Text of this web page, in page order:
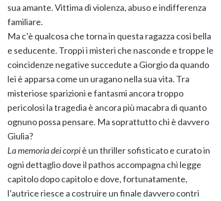
sua amante. Vittima di violenza, abuso e indifferenza
familiare.
Ma c’è qualcosa che torna in questa ragazza così bella
e seducente. Troppi i misteri che nasconde e troppe le
coincidenze negative succedute a Giorgio da quando
lei è apparsa come un uragano nella sua vita. Tra
misteriose sparizioni e fantasmi ancora troppo
pericolosi la tragedia è ancora più macabra di quanto
ognuno possa pensare. Ma soprattutto chi è davvero
Giulia?
La memoria dei corpiè un thriller sofisticato e curato in
ogni dettaglio dove il pathos accompagna chi legge
capitolo dopo capitolo e dove, fortunatamente,
l’autrice riesce a costruire un finale davvero contri